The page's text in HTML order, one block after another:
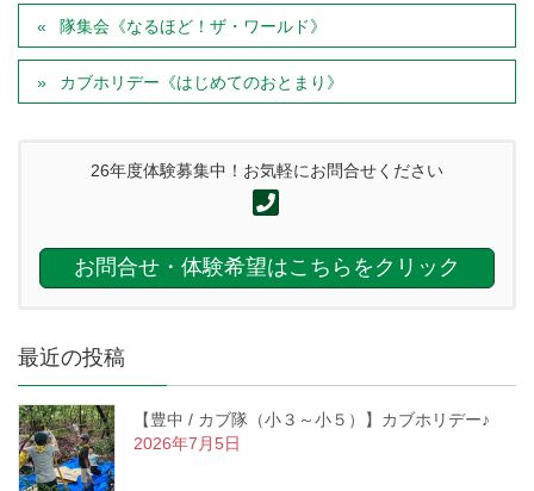
隊集会《なるほど！ザ・ワールド》
カブホリデー《はじめてのおとまり》
26年度体験募集中！お気軽にお問合せください
お問合せ・体験希望はこちらをクリック
最近の投稿
【豊中 / カブ隊（小３～小５）】カブホリデー♪
2026年7月5日